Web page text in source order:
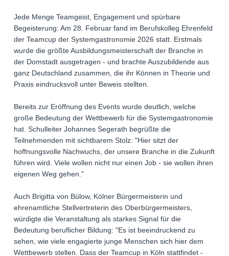
Jede Menge Teamgeist, Engagement und spürbare
Begeisterung: Am 28. Februar fand im Berufskolleg Ehrenfeld
der Teamcup der Systemgastronomie 2026 statt. Erstmals
wurde die größte Ausbildungsmeisterschaft der Branche in
der Domstadt ausgetragen - und brachte Auszubildende aus
ganz Deutschland zusammen, die ihr Können in Theorie und
Praxis eindrucksvoll unter Beweis stellten.
Bereits zur Eröffnung des Events wurde deutlich, welche
große Bedeutung der Wettbewerb für die Systemgastronomie
hat. Schulleiter Johannes Segerath begrüßte die
Teilnehmenden mit sichtbarem Stolz: "Hier sitzt der
hoffnungsvolle Nachwuchs, der unsere Branche in die Zukunft
führen wird. Viele wollen nicht nur einen Job - sie wollen ihren
eigenen Weg gehen."
Auch Brigitta von Bülow, Kölner Bürgermeisterin und
ehrenamtliche Stellvertreterin des Oberbürgermeisters,
würdigte die Veranstaltung als starkes Signal für die
Bedeutung beruflicher Bildung: "Es ist beeindruckend zu
sehen, wie viele engagierte junge Menschen sich hier dem
Wettbewerb stellen. Dass der Teamcup in Köln stattfindet -